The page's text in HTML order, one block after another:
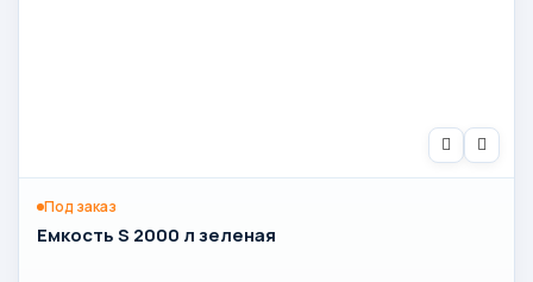
Под заказ
Емкость S 2000 л зеленая